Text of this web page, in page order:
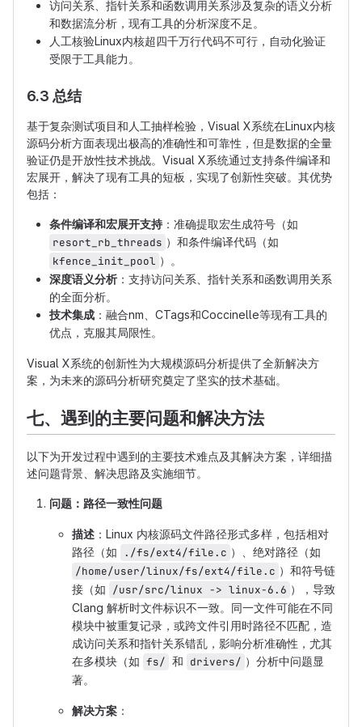
访问关系、指针关系和函数调用关系涉及复杂的语义分析
和数据流分析，现有工具的分析深度不足。
人工核验Linux内核超四千万行代码不可行，自动化验证
受限于工具能力。
6.3 总结
基于复杂测试项目和人工抽样检验，Visual X系统在Linux内核
源码分析方面表现出极高的准确性和可靠性，但是数据的全量
验证仍是开放性技术挑战。Visual X系统通过支持条件编译和
宏展开，解决了现有工具的短板，实现了创新性突破。其优势
包括：
条件编译和宏展开支持 ：准确提取宏生成符号（如
resort_rb_threads ）和条件编译代码（如
kfence_init_pool ）。
深度语义分析 ：支持访问关系、指针关系和函数调用关系
的全面分析。
技术集成 ：融合nm、CTags和Coccinelle等现有工具的
优点，克服其局限性。
Visual X系统的创新性为大规模源码分析提供了全新解决方
案，为未来的源码分析研究奠定了坚实的技术基础。
七、遇到的主要问题和解决方法
以下为开发过程中遇到的主要技术难点及其解决方案，详细描
述问题背景、解决思路及实施细节。
问题：路径一致性问题
描述 ：Linux 内核源码文件路径形式多样，包括相对
路径（如
./fs/ext4/file.c ）、绝对路径（如
/home/user/linux/fs/ext4/file.c ）和符号链
接（如 /usr/src/linux -> linux-6.6 ），导致
Clang 解析时文件标识不一致。同一文件可能在不同
模块中被重复记录，或跨文件引用时路径不匹配，造
成访问关系和指针关系错乱，影响分析准确性，尤其
在多模块（如 fs/ 和 drivers/ ）分析中问题显
著。
解决方案 ：